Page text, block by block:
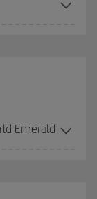
Emerald